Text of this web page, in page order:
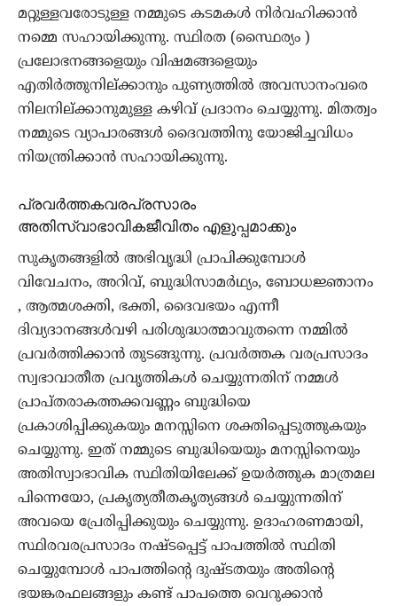
മറ്റുള്ളവരോടുള്ള നമ്മുടെ കടമകൾ നിർവഹിക്കാൻ
നമ്മെ സഹായിക്കുന്നു. സ്ഥിരത (സ്ഥൈര്യം )
പ്രലോഭനങ്ങളെയും വിഷമങ്ങളെയും
എതിർത്തുനില്ക്കാനും പുണ്യത്തിൽ അവസാനംവരെ
നിലനില്ക്കാനുമുള്ള കഴിവ് പ്രദാനം ചെയ്യുന്നു. മിതത്വം
നമ്മുടെ വ്യാപാരങ്ങൾ ദൈവത്തിനു യോജിച്ചവിധം
നിയന്ത്രിക്കാൻ സഹായിക്കുന്നു.
പ്രവർത്തകവരപ്രസാരം
അതിസ്വാഭാവികജീവിതം എളുപ്പമാക്കും
സുകൃതങ്ങളിൽ അഭിവൃദ്ധി പ്രാപിക്കുമ്പോൾ
വിവേചനം, അറിവ്, ബുദ്ധിസാമർഥ്യം, ബോധജ്ഞാനം
, ആത്മശക്തി, ഭക്തി, ദൈവഭയം എന്നീ
ദിവ്യദാനങ്ങൾവഴി പരിശുദ്ധാത്മാവുതന്നെ നമ്മിൽ
പ്രവർത്തിക്കാൻ തുടങ്ങുന്നു. പ്രവർത്തക വരപ്രസാദം
സ്വഭാവാതീത പ്രവൃത്തികൾ ചെയ്യുന്നതിന് നമ്മൾ
പ്രാപ്തരാകത്തക്കവണ്ണം ബുദ്ധിയെ
പ്രകാശിപ്പിക്കുകയും മനസ്സിനെ ശക്തിപ്പെടുത്തുകയും
ചെയ്യുന്നു. ഇത് നമ്മുടെ ബുദ്ധിയെയും മനസ്സിനെയും
അതിസ്വാഭാവിക സ്ഥിതിയിലേക്ക് ഉയർത്തുക മാത്രമല
പിന്നെയോ, പ്രകൃത്യതീതകൃത്യങ്ങൾ ചെയ്യുന്നതിന്
അവയെ പ്രേരിപ്പിക്കുയും ചെയ്യുന്നു. ഉദാഹരണമായി,
സ്ഥിരവരപ്രസാദം നഷ്ടപ്പെട്ട് പാപത്തിൽ സ്ഥിതി
ചെയ്യുമ്പോൾ പാപത്തിന്റെ ദുഷ്ടതയും അതിന്റെ
ഭയങ്കരഫലങ്ങളും കണ്ട് പാപത്തെ വെറുക്കാൻ